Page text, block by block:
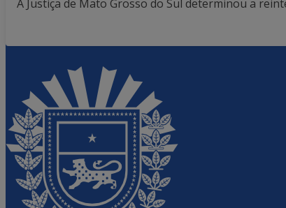
A Justiça de Mato Grosso do Sul determinou a